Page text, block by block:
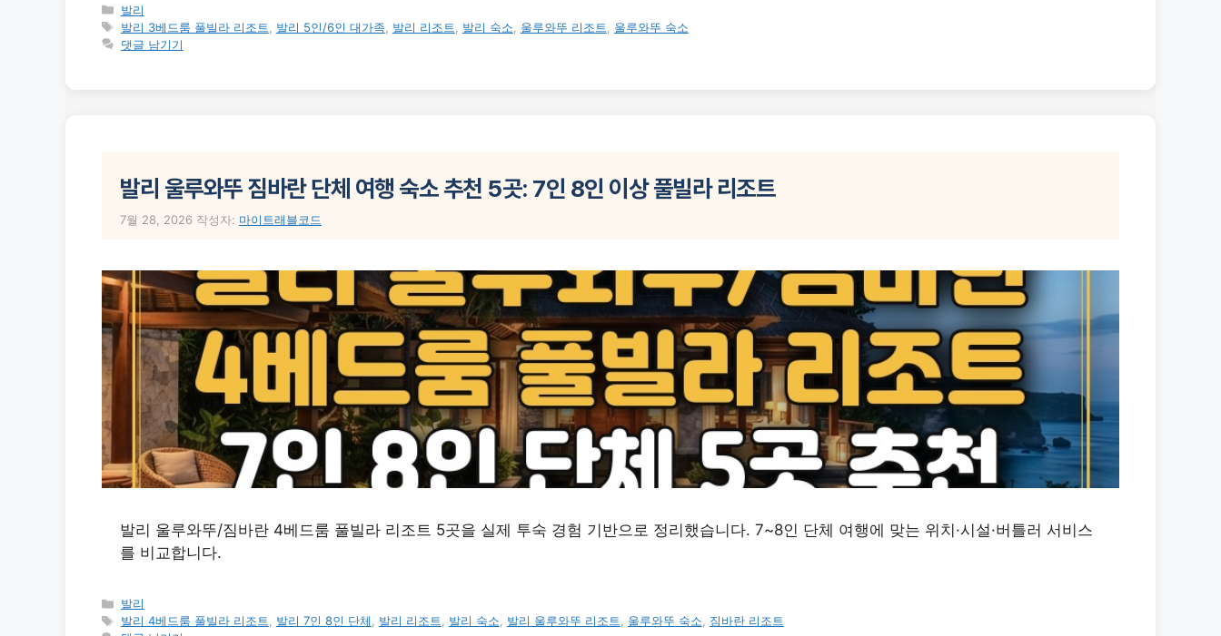
카
테
고
발리
태
그
발리 3베드룸 풀빌라 리조트 발리 5인/6인 대가족 발리 리조트 발리 숙소 울루와뚜 리조트
울루와뚜 숙소
댓글 남기기
발리 울루와뚜 짐바란 단체 여행 숙소 추천 5곳: 7인 8인 이상 풀빌라 리조트
7월 28, 2026 작성자: 마이트래블코드
발리 울루와뚜/짐바란 4베드룸 풀빌라 리조트 5곳을 실제 투숙 경험 기반으로 정리했습니다. 7~8인 단체 여행에 맞는 위치·시설·버틀러 서비스
를 비교합니다.
카
테
발리
태
발리 4베드룸 풀빌라 리조트 발리 7인 8인 단체 발리 리조트 발리 숙소 발리 울루와뚜 리조트 울루와뚜 숙소
짐바란 리조트